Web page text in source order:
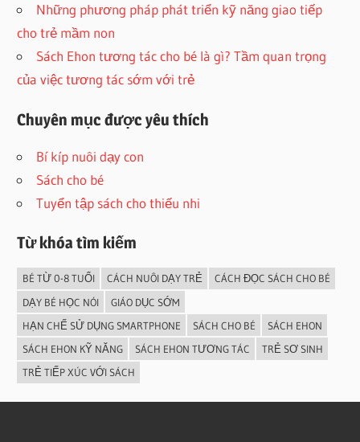
Những phương pháp phát triển kỹ năng giao tiếp
cho trẻ mầm non
Sách Ehon tương tác cho bé là gì? Tầm quan trọng
của việc tương tác sớm với trẻ
Chuyên mục được yêu thích
Bí kíp nuôi dạy con
Sách cho bé
Tuyển tập sách cho thiếu nhi
Từ khóa tìm kiếm
BÉ TỪ 0-8 TUỔI CÁCH NUÔI DẠY TRẺ
CÁCH ĐỌC SÁCH CHO BÉ
DẠY BÉ HỌC NÓI
GIÁO DỤC SỚM
HẠN CHẾ SỬ DỤNG SMARTPHONE
SÁCH CHO BÉ
SÁCH EHON
SÁCH EHON KỸ NĂNG
SÁCH EHON TƯƠNG TÁC
TRẺ SƠ SINH
TRẺ TIẾP XÚC VỚI SÁCH